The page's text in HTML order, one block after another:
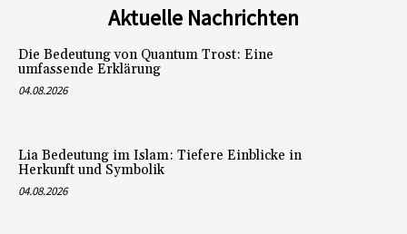
Aktuelle Nachrichten
Die Bedeutung von Quantum Trost: Eine
umfassende Erklärung
04.08.2026
Lia Bedeutung im Islam: Tiefere Einblicke in
Herkunft und Symbolik
04.08.2026